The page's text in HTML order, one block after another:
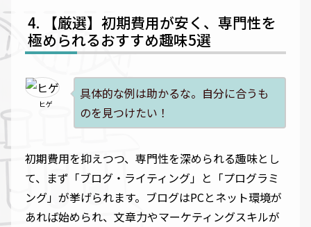
【厳選】初期費用が安く、専門性を
極められるおすすめ趣味5選
ヒゲ
具体的な例は助かるな。自分に合うも
のを見つけたい！
初期費用を抑えつつ、専門性を深められる趣味とし
て、まず「ブログ・ライティング」と「プログラミ
ング」が挙げられます。ブログはPCとネット環境が
あれば始められ、文章力やマーケティングスキルが